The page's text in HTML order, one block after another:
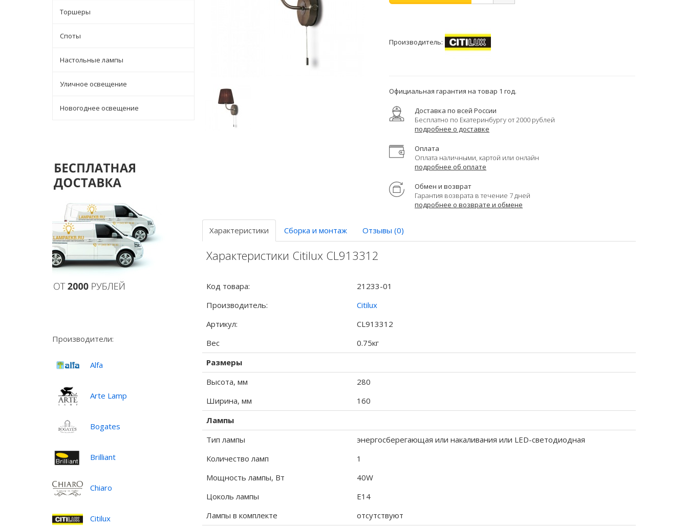
Торшеры
Споты
Настольные лампы
Уличное освещение
Новогоднее освещение
Производители:
Alfa
Arte Lamp
Bogates
Brilliant
Chiaro
Citilux
Производитель:
Официальная гарантия на товар 1 год.
Доставка по всей России
Бесплатно по Екатеринбургу от 2000 рублей
подробнее о доставке
Оплата
Оплата наличными, картой или онлайн
подробнее об оплате
Обмен и возврат
Гарантия возврата в течение 7 дней
подробнее о возврате и обмене
Характеристики Сборка и монтаж Отзывы (0)
Характеристики Citilux CL913312
Код товара:
21233-01
Производитель:
Citilux
Артикул:
CL913312
Вес
0.75кг
Размеры
Высота, мм
280
Ширина, мм
160
Лампы
Тип лампы
энергосберегающая или накаливания или LED-светодиодная
Количество ламп
1
Мощность лампы, Вт
40W
Цоколь лампы
E14
Лампы в комплекте
отсутствуют